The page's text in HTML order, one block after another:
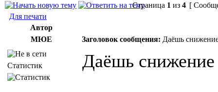
Страница 1 из 4 [
Для печати
Автор
МЮЕ
Заголовок сообщения: Даёшь
Статистик Даёшь снижение